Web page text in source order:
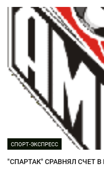
СПОРТ-ЭКСПРЕСС
"СПАРТАК" СРАВНЯЛ СЧЕТ